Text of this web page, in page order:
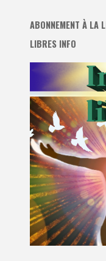
ABONNEMENT À LA
LIBRES INFO